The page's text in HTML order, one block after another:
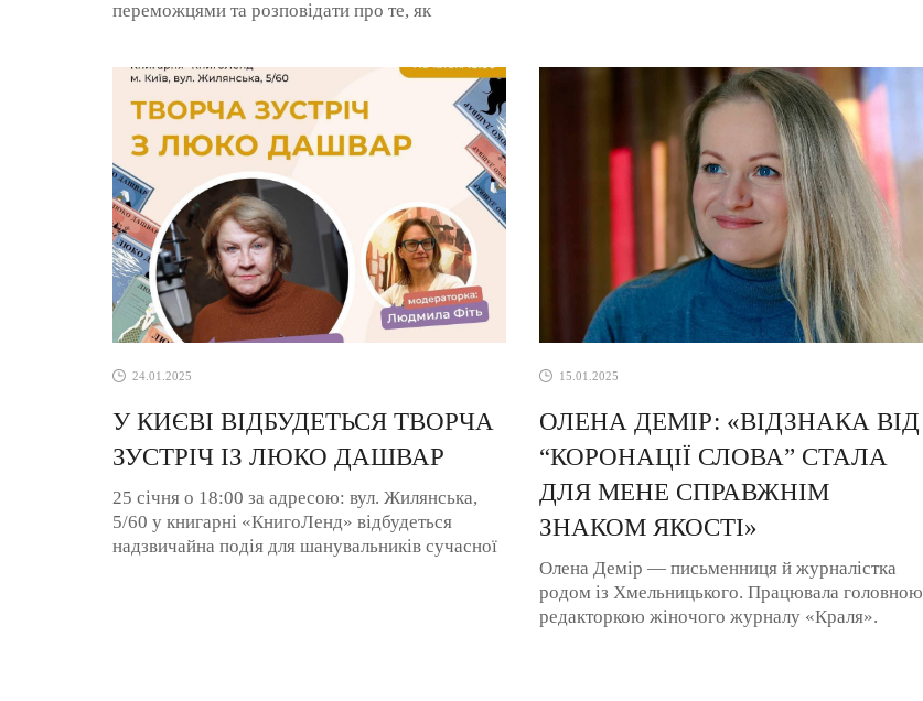
переможцями та розповідати про те, як
24.01.2025
У КИЄВІ ВІДБУДЕТЬСЯ ТВОРЧА
ЗУСТРІЧ ІЗ ЛЮКО ДАШВАР
25 січня о 18:00 за адресою: вул. Жилянська,
5/60 у книгарні «КнигоЛенд» відбудеться
надзвичайна подія для шанувальників сучасної
15.01.2025
ОЛЕНА ДЕМІР: «ВІДЗНАКА ВІД
“КОРОНАЦІЇ СЛОВА” СТАЛА
ДЛЯ МЕНЕ СПРАВЖНІМ
ЗНАКОМ ЯКОСТІ»
Олена Демір — письменниця й журналістка
родом із Хмельницького. Працювала головною
редакторкою жіночого журналу «Краля».